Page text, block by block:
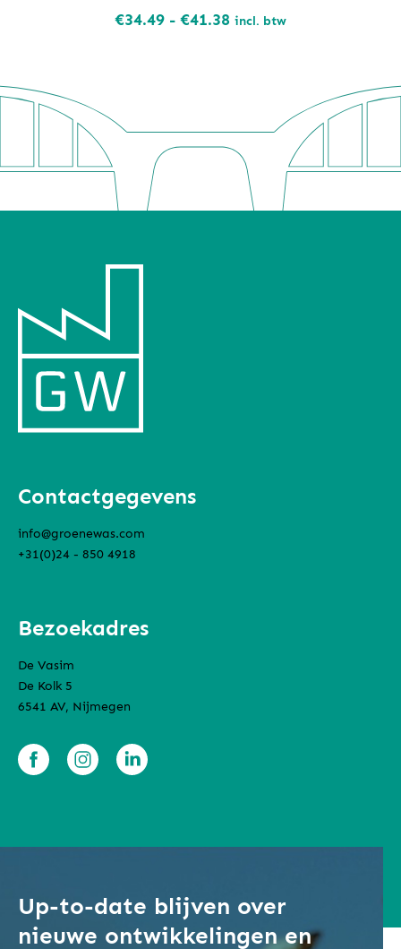
€34.49 - €41.38 Prijsklasse:
incl. btw
Contactgegevens
info@groenewas.com
+31(0)24 - 850 4918
Bezoekadres
De Vasim
De Kolk 5
6541 AV, Nijmegen
Up-to-date blijven over
nieuwe ontwikkelingen en